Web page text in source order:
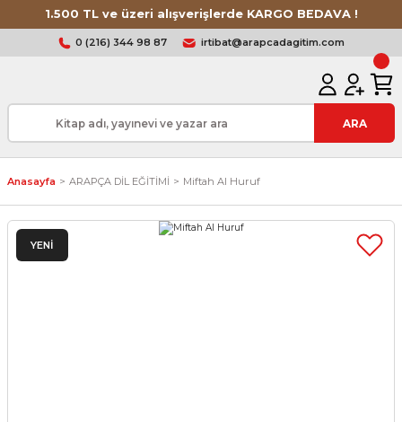
1.500 TL ve üzeri alışverişlerde KARGO BEDAVA !
0 (216) 344 98 87 irtibat@arapcadagitim.com
ARA
Anasayfa ARAPÇA DİL EĞİTİMİ Miftah Al Huruf
YENİ